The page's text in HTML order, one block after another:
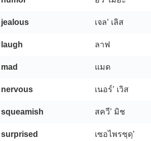
jealous เจล’ เลิส
laugh ลาฟ
mad แมด
nervous เนอร์’ เวิส
squeamish สควี’ มิช
surprised เซอไพรซฺดฺ’